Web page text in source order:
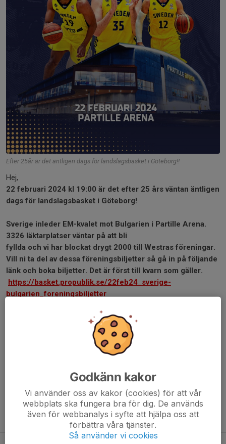
Efter 25år är det äntligen dags för landslagsbasket i Göteborg!!
Hej,
22 februari 2024 kl 19:00 är det efter 25 års väntan äntligen
dags för landslagsbasket i Göteborg!
Sverige inleder EM-kvalet mot Bulgarien i Partille Arena.
3326 läktarplatser väntar på att bli
fyllda och vi har blockat drygt 2000 till Westras föreningar.
Vill ni ta del av dessa föreningsbiljetter så gå in på följande
länk och boka biljetter. Det är först till kvarn som gäller.
https://basket.propublik.se/22feb24_sverige-
bulgarien_foreningsbiljetter
Tidigare nyheter
Godkänn kakor
Vi använder oss av kakor (cookies) för att vår
webbplats ska fungera bra för dig. De används
även för webbanalys i syfte att hjälpa oss att
förbättra våra tjänster.
Så använder vi cookies